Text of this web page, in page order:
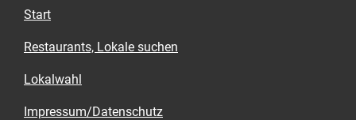
Start
Restaurants, Lokale suchen
Lokalwahl
Impressum/Datenschutz